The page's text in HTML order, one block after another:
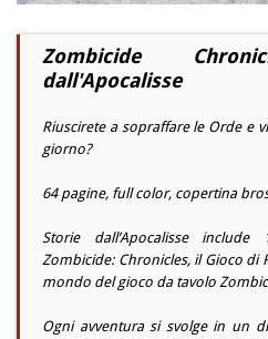
Zombicide
dall'Apocalisse
Riuscirete a sopraffare le Orde e
giorno?
64 pagine, full color, copertina
Storie dall’Apocalisse
Zombicide: Chronicles, il Gioco
mondo del gioco da tavolo
Ogni avventura si svolge in un